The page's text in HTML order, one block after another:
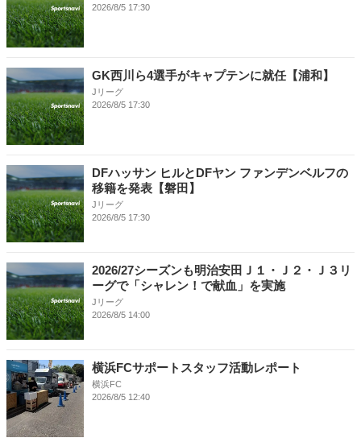
2026/8/5 17:30
GK西川ら4選手がキャプテンに就任【浦和】
Jリーグ
2026/8/5 17:30
DFハッサン ヒルとDFヤン ファンデンベルフの
移籍を発表【磐田】
Jリーグ
2026/8/5 17:30
2026/27シーズンも明治安田Ｊ１・Ｊ２・Ｊ３リ
ーグで「シャレン！で献血」を実施
Jリーグ
2026/8/5 14:00
横浜FCサポートスタッフ活動レポート
横浜FC
2026/8/5 12:40